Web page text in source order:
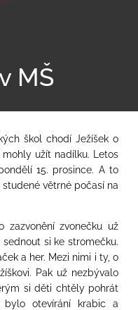
MŠ
škol chodí Ježíšek o
užít nadílku. Letos
15. prosince. A to
větrné počasí na
zvonečku už
si ke stromečku.
a her. Mezi nimi i ty, o
Pak už nezbývalo
si děti chtěly pohrát
bylo otevírání krabic a